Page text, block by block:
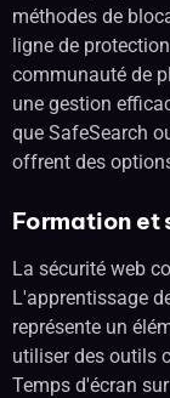
méthodes de
ligne de
communauté de
une gestion
que SafeSearch
offrent des
Formation et
La sécurité web
L'apprentissage
représente un
utiliser des outils
Temps d'écran